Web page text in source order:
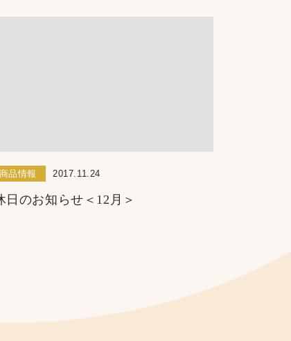
品情報 2017.11.24
日のお知らせ＜12月＞